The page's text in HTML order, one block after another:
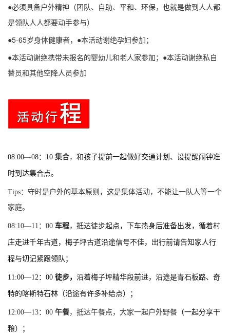
●必须具备户外精神（团队、自助、平和、环保，也就是做到人人都
是领队人人都要动手参与）
●5-65岁身体健康者， ●本活动谢绝孕妇参加；
●本活动谢绝携带未报名的婴幼儿和老人家参加； ●本活动谢绝私自
替员和其他空降人员参加
08:00—08：10 集合， 和孩子提前一起做好交通计划、设提醒闹钟准
时到达集合点。
Tips：守时是户外的基本原则，这是集体活动，不能让一队人等一个
家庭。
08:10—11：00 车程， 抵达徒步起点，下车热身后准备出发，循着村
庄走进千年古道， 梅子坪古道沿途信号不佳，出行前请告知家人行
程与切记紧跟领队；
11:00—12：00 徒步， 沿着梅子坪精华段前进，沿途是青石板路、奇
特的喀斯特石林（沿途有许多补给点）；
12:00—13：00 午餐，抵达午餐点，大家一起户外野餐 （一起分享干
粮）；